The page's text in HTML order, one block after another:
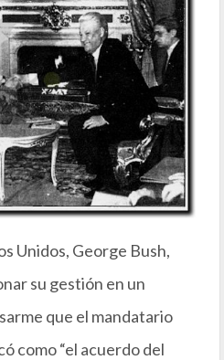
Unidos, George Bush,
su gestión en un
que el mandatario
como “el acuerdo del